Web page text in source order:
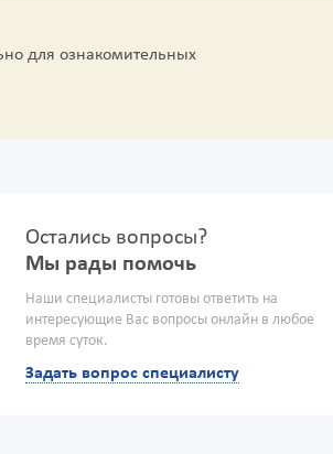
для ознакомительных
Остались вопросы?
Мы рады помочь
Наши специалисты готовы ответить на
интересующие Вас вопросы онлайн в любое
время суток.
Задать вопрос специалисту